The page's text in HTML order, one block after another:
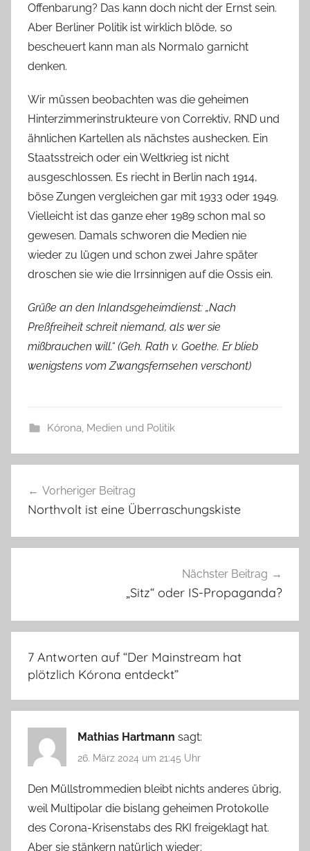
Offenbarung? Das kann doch nicht der Ernst sein.
Aber Berliner Politik ist wirklich blöde, so
bescheuert kann man als Normalo garnicht
denken.
Wir müssen beobachten was die geheimen
Hinterzimmerinstrukteure von Correktiv, RND und
ähnlichen Kartellen als nächstes aushecken. Ein
Staatsstreich oder ein Weltkrieg ist nicht
ausgeschlossen. Es riecht in Berlin nach 1914,
böse Zungen vergleichen gar mit 1933 oder 1949.
Vielleicht ist das ganze eher 1989 schon mal so
gewesen. Damals schworen die Medien nie
wieder zu lügen und schon zwei Jahre später
droschen sie wie die Irrsinnigen auf die Ossis ein.
Grüße an den Inlandsgeheimdienst: „Nach
Preßfreiheit schreit niemand, als wer sie
mißbrauchen will.“ (Geh. Rath v. Goethe. Er blieb
wenigstens vom Zwangsfernsehen verschont)
Kórona Medien und Politik
Vorheriger Beitrag
Northvolt ist eine Überraschungskiste
Nächster Beitrag
„Sitz“ oder IS-Propaganda?
7 Antworten auf “Der Mainstream hat
plötzlich Kórona entdeckt”
Mathias Hartmann sagt:
26. März 2024 um 21:45 Uhr
Den Müllstrommedien bleibt nichts anderes übrig,
weil Multipolar die bislang geheimen Protokolle
des Corona-Krisenstabs des RKI freigeklagt hat.
Aber sie stänkern natürlich wieder: